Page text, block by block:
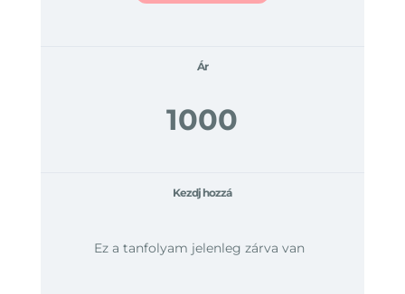
Ár
1000
Kezdj hozzá
Ez a tanfolyam jelenleg zárva van